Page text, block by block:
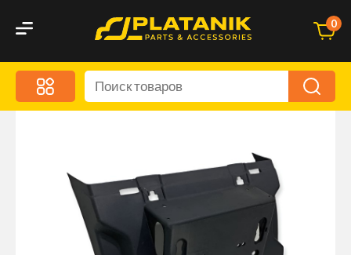
0
Меню
Акционные предложения
Автохимия и уход
Оптика и светотехника
Брызговики